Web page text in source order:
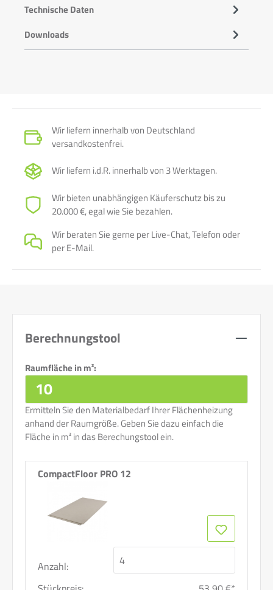
Stichsägeblatt T 141 HM benötigt. Die Wärmeleitschicht
Ihren Bedürfnissen an.
• Gewicht: 15,6 kg/ m²
• Wasserdampfdiffussionswiderstandszahl μ. 66 trocken |
30 nass
• Thermischer Ausdehnungskoeffizient: 0,0051 mm /mK
Luftfeuchtigkeit)
• Elastizitätsmodul E: ≥ 7500 N/mm²
• Brandverhalten nach DIN EN 13501-1: A2-s1, d0, nicht
brennbar
Technische Daten
Downloads
Wir liefern innerhalb von Deutschland
versandkostenfrei.
Wir liefern i.d.R. innerhalb von 3 Werktagen.
Wir bieten unabhängigen Käuferschutz bis zu
20.000 €, egal wie Sie bezahlen.
Wir beraten Sie gerne per Live-Chat, Telefon oder
per E-Mail.
Berechnungstool
Raumfläche in m²:
Ermitteln Sie den Materialbedarf Ihrer Flächenheizung
anhand der Raumgröße. Geben Sie dazu einfach die
Fläche in m² in das Berechungstool ein.
CompactFloor PRO 12
Anzahl: